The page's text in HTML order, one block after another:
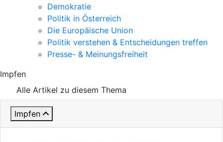
Demokratie
Politik in Österreich
Die Europäische Union
Politik verstehen & Entscheidungen treffen
Presse- & Meinungsfreiheit
Impfen
Alle Artikel zu diesem Thema
Impfen